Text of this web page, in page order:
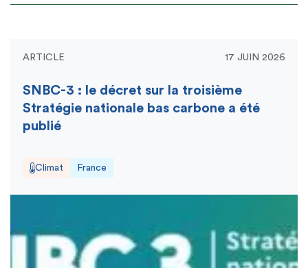
ARTICLE 17 JUIN 2026
SNBC-3 : le décret sur la troisième
Stratégie nationale bas carbone a été
publié
Climat France